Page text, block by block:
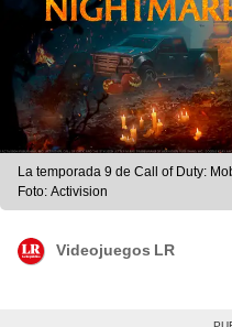
La temporada 9 de Call of Duty:
Foto: Activision
Videojuegos LR